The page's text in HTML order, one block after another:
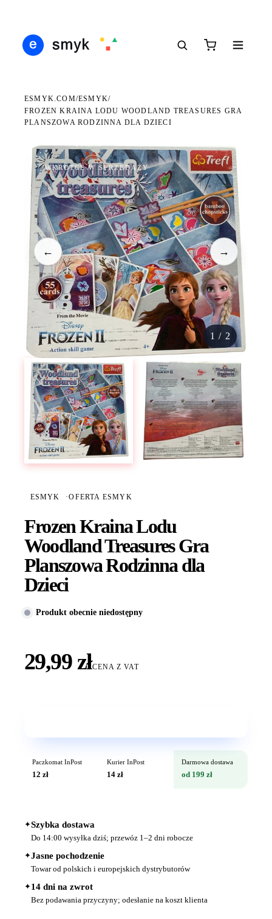
ESMYK.COM/ESMYK/
FROZEN KRAINA LODU WOODLAND TREASURES GRA
PLANSZOWA RODZINNA DLA DZIECI
WKRÓTCE W SPRZEDAŻY
← →
1 / 2
ESMYK ·OFERTA ESMYK
Frozen Kraina Lodu
Woodland Treasures Gra
Planszowa Rodzinna dla
Dzieci
Produkt obecnie niedostępny
29,99 złCENA Z VAT
Paczkomat InPost
12 zł
Kurier InPost
14 zł
Darmowa dostawa
od 199 zł
✦Szybka dostawa
Do 14:00 wysyłka dziś; przewóz 1–2 dni robocze
✦Jasne pochodzenie
Towar od polskich i europejskich dystrybutorów
✦14 dni na zwrot
Bez podawania przyczyny; odesłanie na koszt klienta